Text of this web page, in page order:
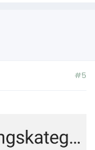
#5